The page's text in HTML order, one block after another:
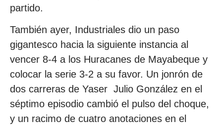
partido.
También ayer, Industriales dio un paso
gigantesco hacia la siguiente instancia al
vencer 8-4 a los Huracanes de Mayabeque y
colocar la serie 3-2 a su favor. Un jonrón de
dos carreras de Yaser Julio González en el
séptimo episodio cambió el pulso del choque,
y un racimo de cuatro anotaciones en el